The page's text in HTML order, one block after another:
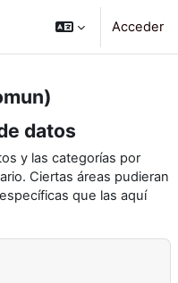
Acceder
datos
y las categorías por
Ciertas áreas pudieran
que las aquí